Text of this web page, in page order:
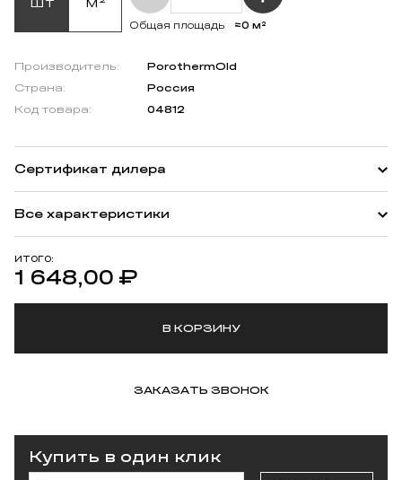
Общая площадь ≈0 м²
ИТОГО:
1 648,00 ₽
В КОРЗИНУ
ЗАКАЗАТЬ ЗВОНОК
Производитель:
PorothermOld
Страна:
Россия
Код товара:
04812
Все характеристики
Сертификат дилера
Купить в один клик